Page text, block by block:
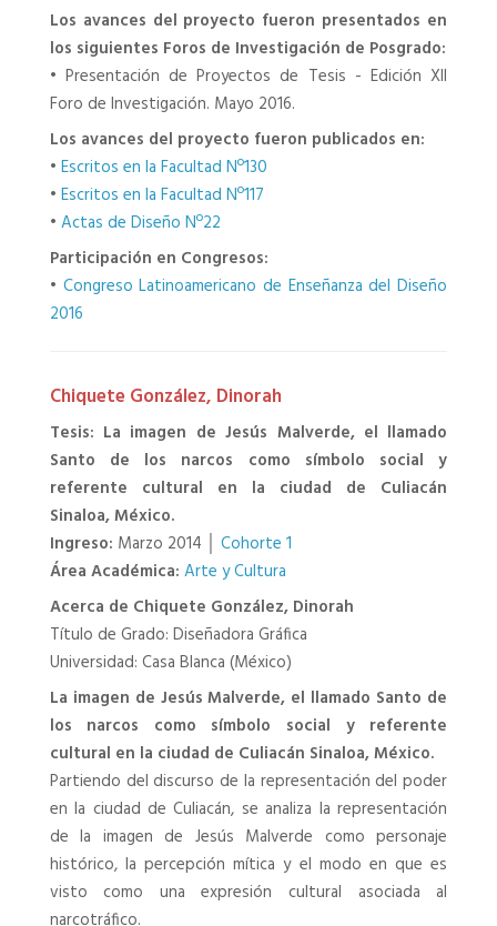
Los avances del proyecto fueron presentados en
los siguientes Foros de Investigación de Posgrado:
• Presentación de Proyectos de Tesis - Edición XII
Foro de Investigación. Mayo 2016.
Los avances del proyecto fueron publicados en:
• Escritos en la Facultad Nº130
• Escritos en la Facultad Nº117
• Actas de Diseño Nº22
Participación en Congresos:
• Congreso Latinoamericano de Enseñanza del Diseño
2016
Chiquete González, Dinorah
Tesis: La imagen de Jesús Malverde, el llamado
Santo de los narcos como símbolo social y
referente cultural en la ciudad de Culiacán
Sinaloa, México.
Ingreso: Marzo 2014 │ Cohorte 1
Área Académica: Arte y Cultura
Acerca de Chiquete González, Dinorah
Título de Grado: Diseñadora Gráfica
Universidad: Casa Blanca (México)
La imagen de Jesús Malverde, el llamado Santo de
los narcos como símbolo social y referente
cultural en la ciudad de Culiacán Sinaloa, México.
Partiendo del discurso de la representación del poder
en la ciudad de Culiacán, se analiza la representación
de la imagen de Jesús Malverde como personaje
histórico, la percepción mítica y el modo en que es
visto como una expresión cultural asociada al